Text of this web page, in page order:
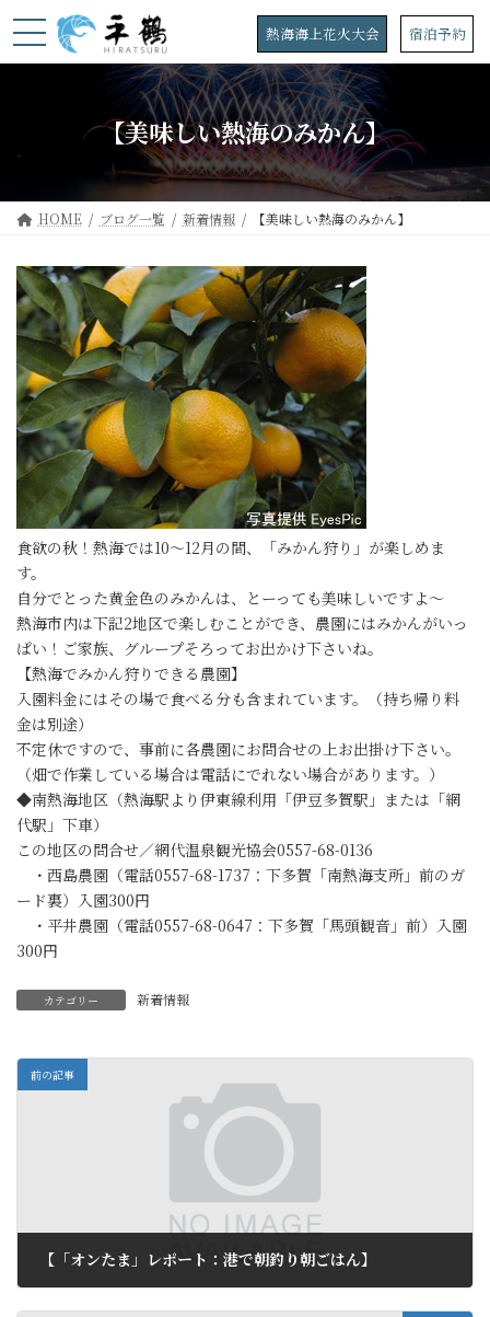
ン
プ
ビ
動
熱海海上花火大会 宿泊予約
【美味しい熱海のみかん】
HOME ブログ一覧 新着情報 【美味しい熱海のみかん】
食欲の秋！熱海では10～12月の間、「みかん狩り」が楽しめま
す。
自分でとった黄金色のみかんは、とーっても美味しいですよ～
熱海市内は下記2地区で楽しむことができ、農園にはみかんがいっ
ぱい！ご家族、グループそろってお出かけ下さいね。
【熱海でみかん狩りできる農園】
入園料金にはその場で食べる分も含まれています。（持ち帰り料
金は別途）
不定休ですので、事前に各農園にお問合せの上お出掛け下さい。
（畑で作業している場合は電話にでれない場合があります。）
◆南熱海地区（熱海駅より伊東線利用「伊豆多賀駅」または「網
代駅」下車）
この地区の問合せ／網代温泉観光協会0557-68-0136
・西島農園（電話0557-68-1737：下多賀「南熱海支所」前のガ
ード裏）入園300円
・平井農園（電話0557-68-0647：下多賀「馬頭観音」前）入園
300円
カテゴリー 新着情報
前の記事
【「オンたま」レポート：港で朝釣り朝ごはん】